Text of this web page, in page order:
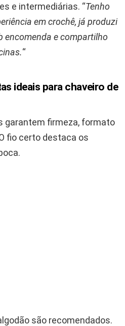
e intermediárias. “Tenho
em crochê, já produzi
encomenda e compartilho
“
ideais para chaveiro de
garantem firmeza, formato
fio certo destaca os
são recomendados.